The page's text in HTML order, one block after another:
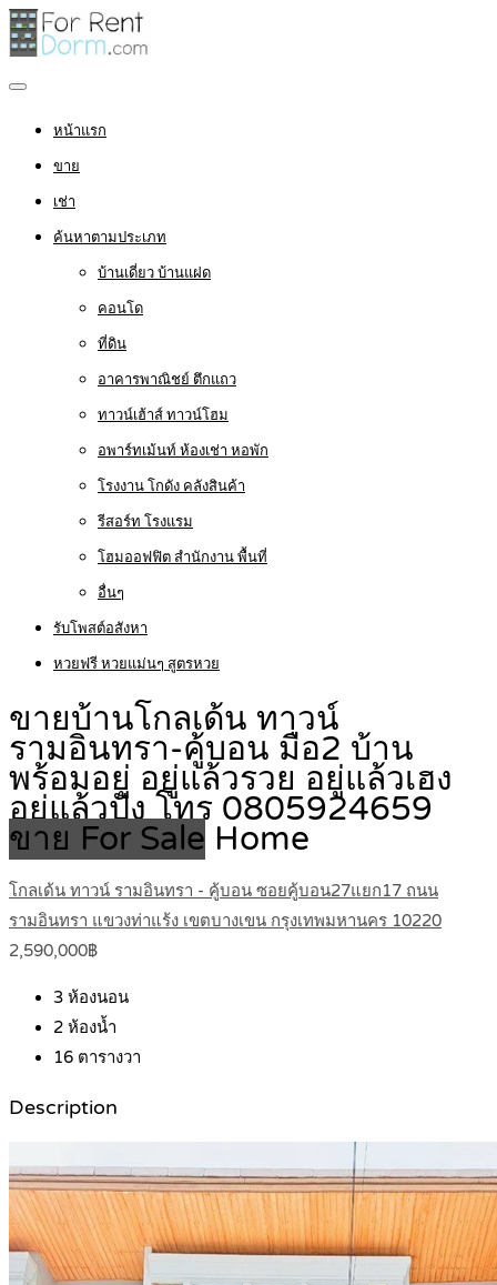
หน้าแรก
ขาย
เช่า
ค้นหาตามประเภท
บ้านเดี่ยว บ้านแฝด
คอนโด
ที่ดิน
อาคารพาณิชย์ ตึกแถว
ทาวน์เฮ้าส์ ทาวน์โฮม
อพาร์ทเม้นท์ ห้องเช่า หอพัก
โรงงาน โกดัง คลังสินค้า
รีสอร์ท โรงแรม
โฮมออฟฟิต สำนักงาน พื้นที่
อื่นๆ
รับโพสต์อสังหา
หวยฟรี หวยแม่นๆ สูตรหวย
ขายบ้านโกลเด้น ทาวน์
รามอินทรา-คู้บอน มือ2 บ้าน
พร้อมอยู่ อยู่แล้วรวย อยู่แล้วเฮง
อยู่แล้วปัง โทร 0805924659
ขาย For Sale Home
โกลเด้น ทาวน์ รามอินทรา - คู้บอน ซอยคู้บอน27แยก17 ถนน
รามอินทรา​ ​แขวงท่าแร้ง​ เขตบางเขน กรุงเทพมหานคร​ 10220
2,590,000฿
3 ห้องนอน
2 ห้องน้ำ
16 ตารางวา
Description